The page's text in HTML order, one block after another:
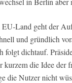
Land geht der
und gründlich
folgt dichtauf.
kurzem die Idee der
die Nutzer nicht